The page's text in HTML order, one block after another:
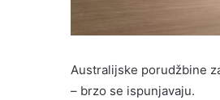
Australijske porudžbine
– brzo se ispunjavaju.